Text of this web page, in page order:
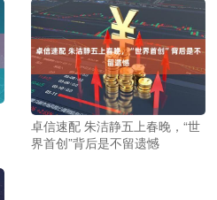
卓信速配 朱洁静五上春晚，“世
界首创”背后是不留遗憾